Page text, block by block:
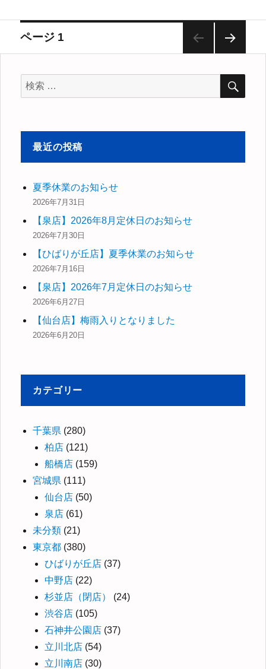
投
ナ
ゲ
ー
シ
ョ
ン
ページ 1
検
索
象:
検
最近の投稿
夏季休業のお知らせ
2026年7月31日
【泉店】2026年8月定休日のお知らせ
2026年7月30日
【ひばりが丘店】夏季休業のお知らせ
2026年7月16日
【泉店】2026年7月定休日のお知らせ
2026年6月27日
【仙台店】梅雨入りとなりました
2026年6月20日
カテゴリー
千葉県 (280)
柏店 (121)
船橋店 (159)
宮城県 (111)
仙台店 (50)
泉店 (61)
未分類 (21)
東京都 (380)
ひばりが丘店 (37)
中野店 (22)
杉並店（閉店）
(24)
渋谷店 (105)
石神井公園店 (37)
立川北店 (54)
立川南店 (30)